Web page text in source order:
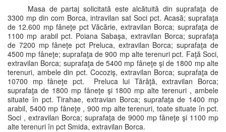
Masa de partaj solicitată este alcătuită din suprafaţa de
3300 mp din com Borca, intravilan sat Soci pct. Acasă; suprafaţa
de 12.600 mp fâneţe pct Văcărie, extravilan Borca; suprafaţa de
1100 mp arabil pct. Poiana Sabaşa, extravilan Borca; suprafaţa
de 7200 mp fâneţe pct Preluca, extravilan Borca; suprafaţa de
4500 mp fâneţe; suprafaţa de 900 mp alte terenuri pct. Faţă Soci,
extravilan Borca; suprafaţa de 5400 mp fâneţe şi de 1800 mp alte
terenuri, ambele din pct. Cocoziş, extravilan Borca; suprafaţa de
10700 mp fâneţe pct. Preluca lui Tărâţă, extravilan Borca;
suprafaţa de 1800 mp fâneţe şi 1800 mp alte terenuri , ambele
situate în pct. Tirahae, extravian Borca; suprafaţa de 1400 mp
arabil, 5400 mp fâneţe , 900 mp alte terenuri, toate situate în pct.
Soci , extravilan Borca; suprafaţa de 9000 mp fâneţe şi 1100 mp
alte terenuri în pct Smida, extravilan Borca.